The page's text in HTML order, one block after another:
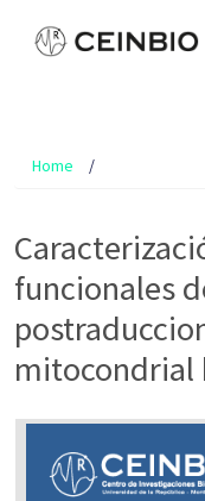
Home
funcionales
mitocondrial